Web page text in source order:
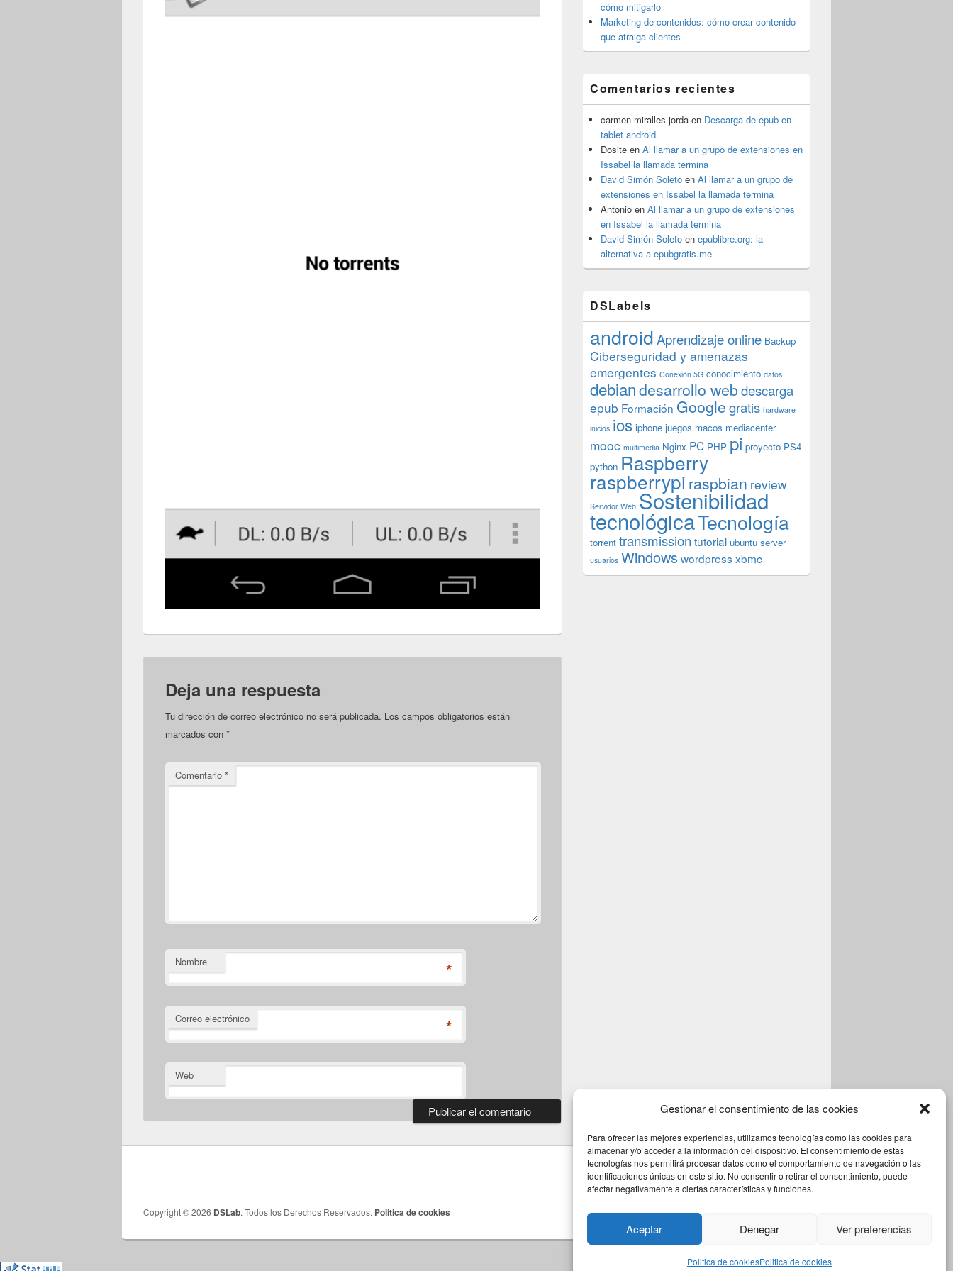
Gestionar el consentimiento de las cookies
Para ofrecer las mejores experiencias, utilizamos tecnologías como las cookies para
almacenar y/o acceder a la información del dispositivo. El consentimiento de estas
tecnologías nos permitirá procesar datos como el comportamiento de navegación o las
identificaciones únicas en este sitio. No consentir o retirar el consentimiento, puede
afectar negativamente a ciertas características y funciones.
Aceptar Denegar Ver preferencias
Politica de cookiesPolitica de cookies
Deja una respuesta
Tu dirección de correo electrónico no será publicada. Los campos obligatorios están
marcados con *
Comentario *
Nombre *
Correo electrónico *
Web
cómo mitigarlo
Marketing de contenidos: cómo crear contenido
que atraiga clientes
Comentarios recientes
carmen miralles jorda en Descarga de epub en
tablet android.
Dosite en Al llamar a un grupo de extensiones en
Issabel la llamada termina
David Simón Soleto en Al llamar a un grupo de
extensiones en Issabel la llamada termina
Antonio en Al llamar a un grupo de extensiones
en Issabel la llamada termina
David Simón Soleto en epublibre.org: la
alternativa a epubgratis.me
DSLabels
androidAprendizaje online Backup
Ciberseguridad y amenazas
emergentes Conexión 5G conocimiento datos
debiandesarrollo webdescarga
epub Formación Googlegratis hardware
inicios ios iphone juegos macos mediacenter
mooc multimedia Nginx PC PHP pi proyecto PS4
python Raspberry
raspberrypi raspbian review
Servidor Web Sostenibilidad
tecnológicaTecnología
torrent transmission tutorial ubuntu server
usuarios Windowswordpress xbmc
Copyright © 2026 DSLab. Todos los Derechos Reservados. Politica de cookies Theme: Catch Box by